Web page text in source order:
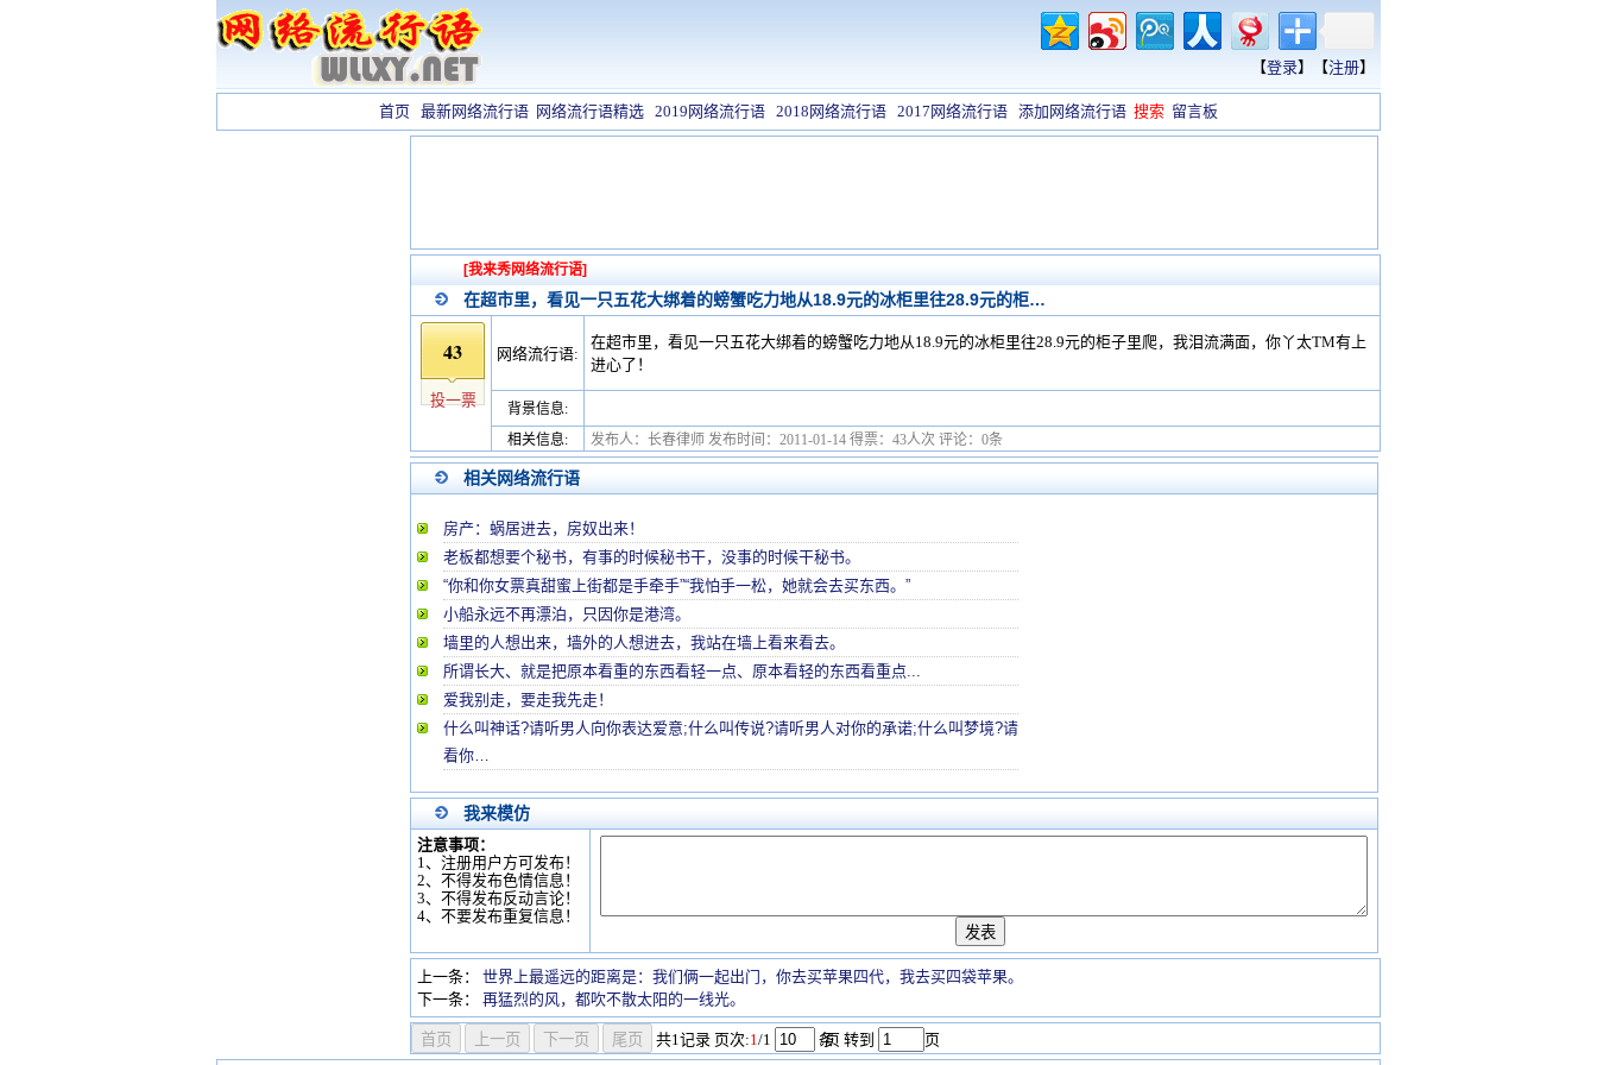
【登录】【注册】
首页 最新网络流行语 网络流行语精选 2019网络流行语 2018网络流行语 2017网络流行语 添加网络流行语 搜索 留言板
[我来秀网络流行语]
在超市里，看见一只五花大绑着的螃蟹吃力地从18.9元的冰柜里往28.9元的柜…
43
投一票
网络流行语:
在超市里，看见一只五花大绑着的螃蟹吃力地从18.9元的冰柜里往28.9元的柜子里爬，我泪流满面，你丫太TM有上
进心了！
背景信息:
相关信息:
发布人：长春律师 发布时间：2011-01-14 得票：43人次 评论：0条
相关网络流行语
房产：蜗居进去，房奴出来！
老板都想要个秘书，有事的时候秘书干，没事的时候干秘书。
“你和你女票真甜蜜上街都是手牵手”“我怕手一松，她就会去买东西。”
小船永远不再漂泊，只因你是港湾。
墙里的人想出来，墙外的人想进去，我站在墙上看来看去。
所谓长大、就是把原本看重的东西看轻一点、原本看轻的东西看重点...
爱我别走，要走我先走！
什么叫神话?请听男人向你表达爱意;什么叫传说?请听男人对你的承诺;什么叫梦境?请
看你…
我来模仿
注意事项：
1、注册用户方可发布！
2、不得发布色情信息！
3、不得发布反动言论！
4、不要发布重复信息！
上一条：
世界上最遥远的距离是：我们俩一起出门，你去买苹果四代，我去买四袋苹果。
下一条：
再猛烈的风，都吹不散太阳的一线光。
共1记录 页次:1/1 条
/页 转到 页